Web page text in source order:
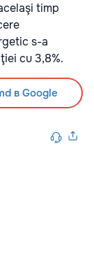
timp
s-a
cu 3,8%.
в Google